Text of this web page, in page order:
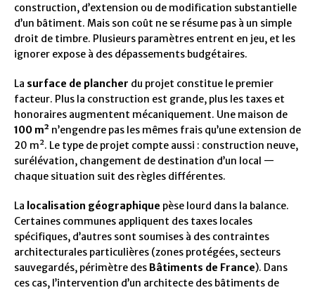
construction, d’extension ou de modification substantielle
d’un bâtiment. Mais son coût ne se résume pas à un simple
droit de timbre. Plusieurs paramètres entrent en jeu, et les
ignorer expose à des dépassements budgétaires.
La surface de plancher du projet constitue le premier
facteur. Plus la construction est grande, plus les taxes et
honoraires augmentent mécaniquement. Une maison de
100 m² n’engendre pas les mêmes frais qu’une extension de
20 m². Le type de projet compte aussi : construction neuve,
surélévation, changement de destination d’un local —
chaque situation suit des règles différentes.
La localisation géographique pèse lourd dans la balance.
Certaines communes appliquent des taxes locales
spécifiques, d’autres sont soumises à des contraintes
architecturales particulières (zones protégées, secteurs
sauvegardés, périmètre des Bâtiments de France). Dans
ces cas, l’intervention d’un architecte des bâtiments de